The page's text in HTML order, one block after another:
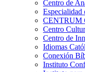
Centro de
Especialidad
CENTRUM
Centro
Centro de
Idiomas
Conexión
Instituto